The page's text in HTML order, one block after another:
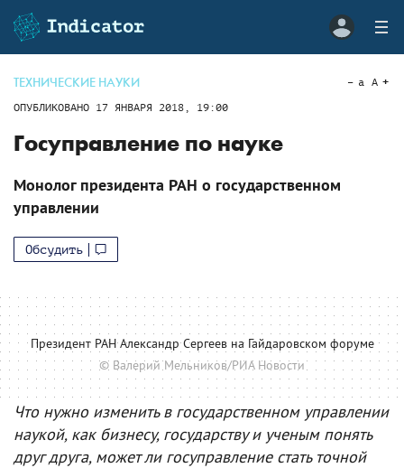
ТЕХНИЧЕСКИЕ НАУКИ
ОПУБЛИКОВАНО 17 ЯНВАРЯ 2018, 19:00
a A
Госуправление по науке
Монолог президента РАН о государственном
управлении
Обсудить
Президент РАН Александр Сергеев на Гайдаровском форуме
© Валерий Мельников/РИА Новости
Что нужно изменить в государственном управлении
наукой, как бизнесу, государству и ученым понять
друг друга, может ли госуправление стать точной